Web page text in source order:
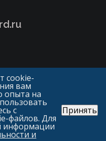
и обработки
cookie-
вам
опыта на
с
файлов. Для
информации
и
Принять